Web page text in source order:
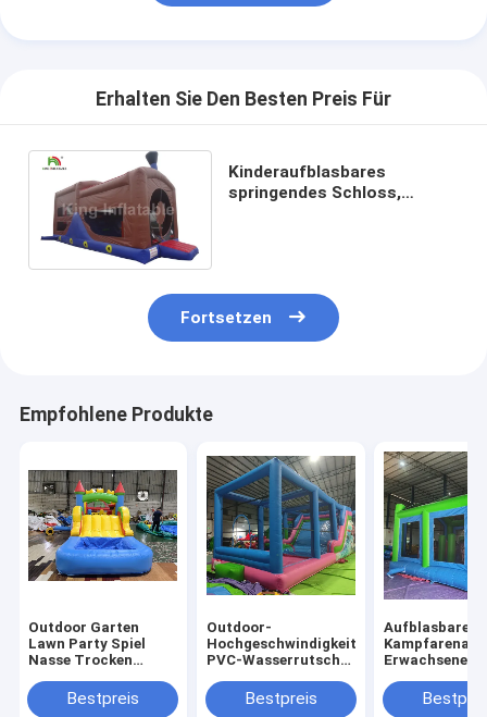
Erhalten Sie Den Besten Preis Für
Kinderaufblasbares
springendes Schloss,
Fortsetzen
Empfohlene Produkte
Outdoor Garten
Lawn Party Spiel
Nasse Trocken
Sprunghaus Combo
Hindernisplatz mit
Bestpreis
Outdoor-
Hochgeschwindigkeits-
PVC-Wasserrutsche
AufblasenBestpreis
Aufblasbare
Kampfarena
Erwachsene
Aufblasbare
Gladiatoren